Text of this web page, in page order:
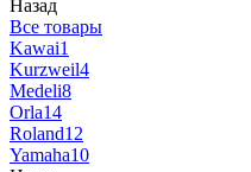
Назад
Все товары
Kawai1
Kurzweil4
Medeli8
Orla14
Roland12
Yamaha10